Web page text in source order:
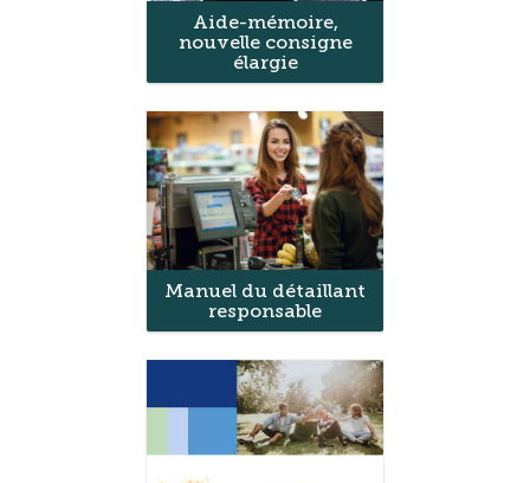
Aide-mémoire,
nouvelle consigne
élargie
Manuel du détaillant
responsable